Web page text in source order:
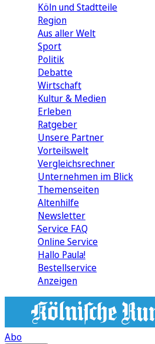
Köln und Stadtteile
Region
Aus aller Welt
Sport
Politik
Debatte
Wirtschaft
Kultur & Medien
Erleben
Ratgeber
Unsere Partner
Vorteilswelt
Vergleichsrechner
Unternehmen im Blick
Themenseiten
Altenhilfe
Newsletter
Service FAQ
Online Service
Hallo Paula!
Bestellservice
Anzeigen
Abo